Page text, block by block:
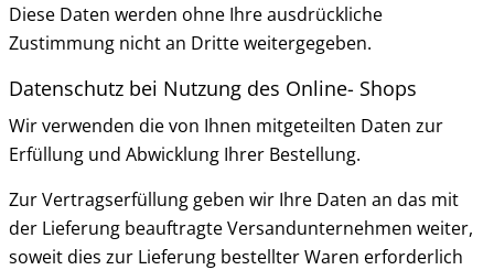
Diese Daten werden ohne Ihre ausdrückliche
Zustimmung nicht an Dritte weitergegeben.
Datenschutz bei Nutzung des Online- Shops
Wir verwenden die von Ihnen mitgeteilten Daten zur
Erfüllung und Abwicklung Ihrer Bestellung.
Zur Vertragserfüllung geben wir Ihre Daten an das mit
der Lieferung beauftragte Versandunternehmen weiter,
soweit dies zur Lieferung bestellter Waren erforderlich